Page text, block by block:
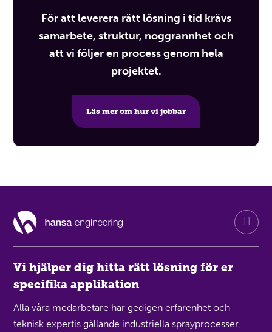
För att leverera rätt lösning i tid krävs
samarbete, struktur, noggrannhet och
att vi följer en process genom hela
projektet.
Läs mer om hur vi jobbar
Vi hjälper dig hitta rätt lösning för er
specifika applikation
Alla våra medarbetare har gedigen erfarenhet och
teknisk expertis gällande industriella sprayprocesser,